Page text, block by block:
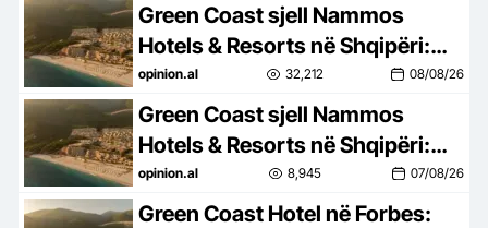
Green Coast sjell Nammos
Hotels & Resorts në Shqipëri:
Destinacion i ri lifestyle
opinion.al 32,212 08/08/26
Green Coast sjell Nammos
Hotels & Resorts në Shqipëri:
Destinacion i ri lifestyle
opinion.al 8,945 07/08/26
Green Coast Hotel në Forbes: